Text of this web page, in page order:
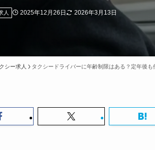
人 2025年12月26日 2026年3月13日
シー求人 タクシードライバーに年齢制限はある？定年後